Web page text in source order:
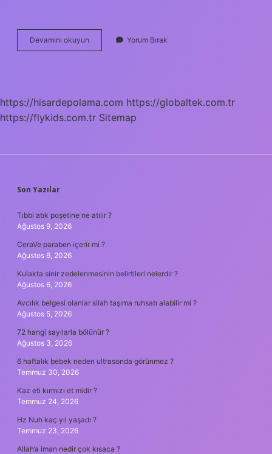
Devamını okuyun
Büyük
Yorum Bırak
https://hisardepolama.com https://globaltek.com.tr
https://flykids.com.tr Sitemap
SIDEBAR
Son Yazılar
Tıbbi atık poşetine ne atılır ?
Ağustos 9, 2026
CeraVe paraben içerir mi ?
Ağustos 6, 2026
Kulakta sinir zedelenmesinin belirtileri nelerdir ?
Ağustos 6, 2026
Avcılık belgesi olanlar silah taşıma ruhsatı alabilir mi ?
Ağustos 5, 2026
72 hangi sayılarla bölünür ?
Ağustos 3, 2026
6 haftalık bebek neden ultrasonda görünmez ?
Temmuz 30, 2026
Kaz eti kırmızı et midir ?
Temmuz 24, 2026
Hz Nuh kaç yıl yaşadı ?
Temmuz 23, 2026
Allah’a iman nedir çok kısaca ?